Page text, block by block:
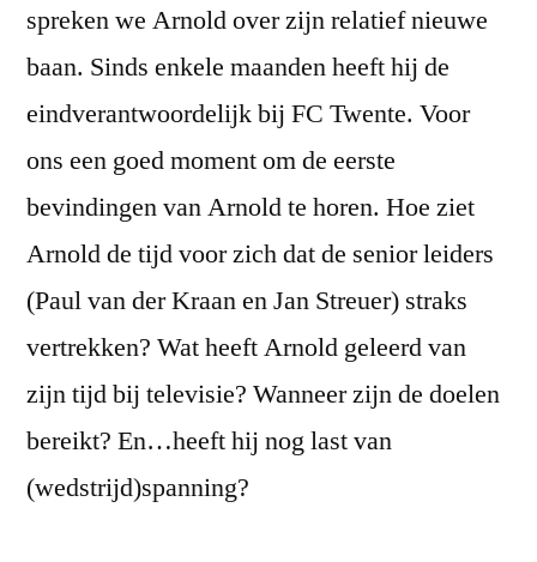
spreken we Arnold over zijn relatief nieuwe
baan. Sinds enkele maanden heeft hij de
eindverantwoordelijk bij FC Twente. Voor
ons een goed moment om de eerste
bevindingen van Arnold te horen. Hoe ziet
Arnold de tijd voor zich dat de senior leiders
(Paul van der Kraan en Jan Streuer) straks
vertrekken? Wat heeft Arnold geleerd van
zijn tijd bij televisie? Wanneer zijn de doelen
bereikt? En…heeft hij nog last van
(wedstrijd)spanning?